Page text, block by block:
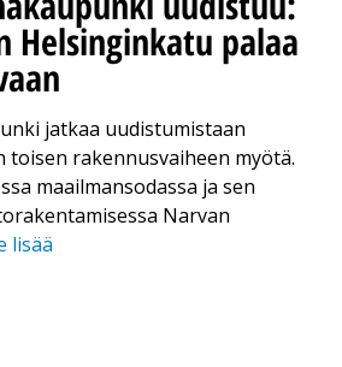
Helsinginkatu palaa
jatkaa uudistumistaan
toisen rakennusvaiheen myötä.
maailmansodassa ja sen
Narvan
lisää